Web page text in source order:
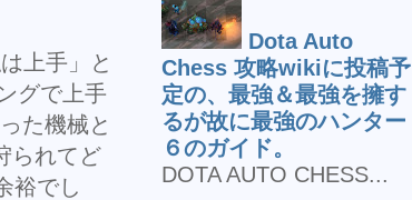
上手」と
グで上手
た機械と
られてど
裕でし
Dota Auto
Chess 攻略wikiに投稿予
定の、最強＆最強を擁す
るが故に最強のハンター
６のガイド。
DOTA AUTO CHESS...